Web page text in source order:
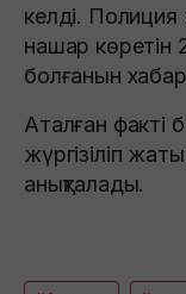
келді.
нашар көретін
болғанын
Аталған факті
жүргізіліп
анықталады.